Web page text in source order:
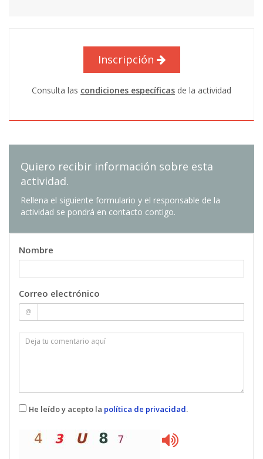
Inscripción
Consulta las condiciones específicas de la actividad
Quiero recibir información sobre esta
actividad.
Rellena el siguiente formulario y el responsable de la
actividad se pondrá en contacto contigo.
Nombre
Correo electrónico
@
He leído y acepto la política de privacidad.